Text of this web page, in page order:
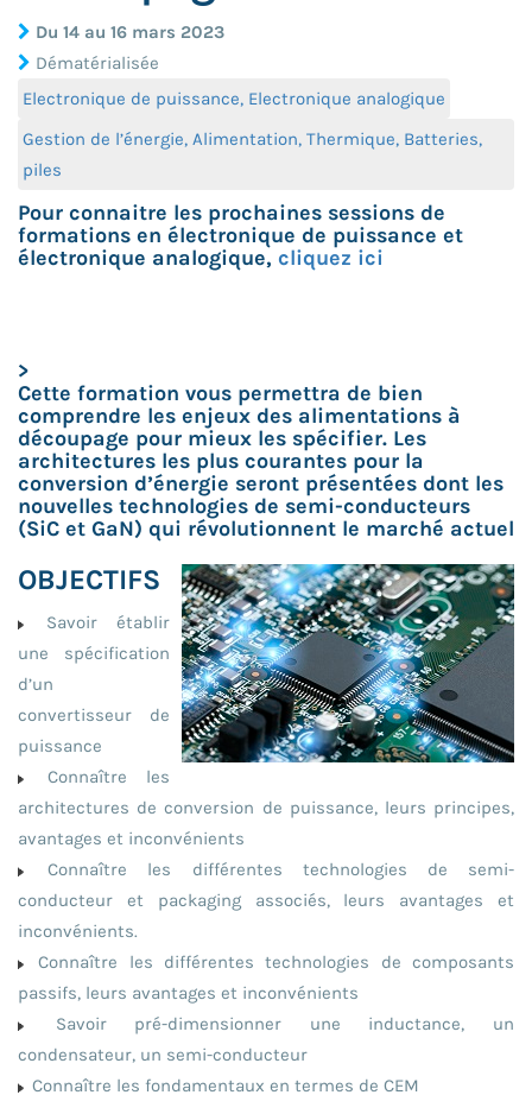
Du 14 au 16 mars 2023
Dématérialisée
Electronique de puissance, Electronique analogique
Gestion de l’énergie, Alimentation, Thermique, Batteries,
piles
Pour connaitre les prochaines sessions de
formations en électronique de puissance et
électronique analogique, cliquez ici
>
Cette formation vous permettra de bien
comprendre les enjeux des alimentations à
découpage pour mieux les spécifier. Les
architectures les plus courantes pour la
conversion d’énergie seront présentées dont les
nouvelles technologies de semi-conducteurs
(SiC et GaN) qui révolutionnent le marché actuel
OBJECTIFS
Savoir établir
une spécification
d’un
convertisseur de
puissance
Connaître les
architectures de conversion de puissance, leurs principes,
avantages et inconvénients
Connaître les différentes technologies de semi-
conducteur et packaging associés, leurs avantages et
inconvénients.
Connaître les différentes technologies de composants
passifs, leurs avantages et inconvénients
Savoir pré-dimensionner une inductance, un
condensateur, un semi-conducteur
Connaître les fondamentaux en termes de CEM